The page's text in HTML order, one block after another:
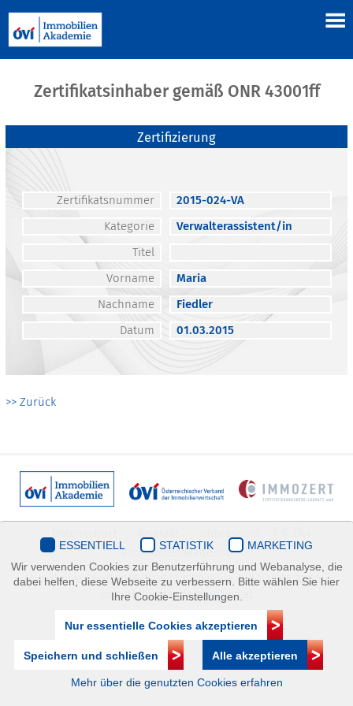
Zertifikatsinhaber gemäß ONR 43001ff
Zertifizierung
Zertifikatsnummer
2015-024-VA
Kategorie
Verwalterassistent/in
Titel
Vorname
Maria
Nachname
Fiedler
Datum
01.03.2015
>> Zurück
Immobilienakademie
Mariahilfer Straße 116/2.OG/2 1070 Wien | +43(1)505 32 50 |
immobilienakademie@ovi.at
ESSENTIELL STATISTIK
MARKETING
Wir verwenden Cookies zur Benutzerführung und Webanalyse, die
dabei helfen, diese Webseite zu verbessern. Bitte wählen Sie hier
Ihre Cookie-Einstellungen.
Nur essentielle Cookies akzeptieren
Speichern und schließen Alle akzeptieren
Mehr über die genutzten Cookies erfahren